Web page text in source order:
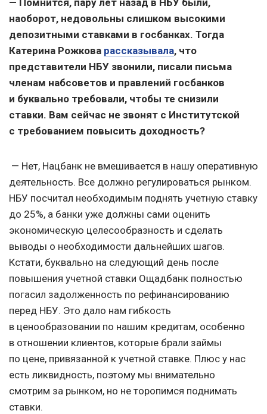
— Помнится, пару лет назад в НБУ были,
наоборот, недовольны слишком высокими
депозитными ставками в госбанках. Тогда
Катерина Рожкова рассказывала, что
представители НБУ звонили, писали письма
членам набсоветов и правлений госбанков
и буквально требовали, чтобы те снизили
ставки. Вам сейчас не звонят с Институтской
с требованием повысить доходность?
— Нет, Нацбанк не вмешивается в нашу оперативную
деятельность. Все должно регулироваться рынком.
НБУ посчитал необходимым поднять учетную ставку
до 25%, а банки уже должны сами оценить
экономическую целесообразность и сделать
выводы о необходимости дальнейших шагов.
Кстати, буквально на следующий день после
повышения учетной ставки Ощадбанк полностью
погасил задолженность по рефинансированию
перед НБУ. Это дало нам гибкость
в ценообразовании по нашим кредитам, особенно
в отношении клиентов, которые брали займы
по цене, привязанной к учетной ставке. Плюс у нас
есть ликвидность, поэтому мы внимательно
смотрим за рынком, но не торопимся поднимать
ставки.